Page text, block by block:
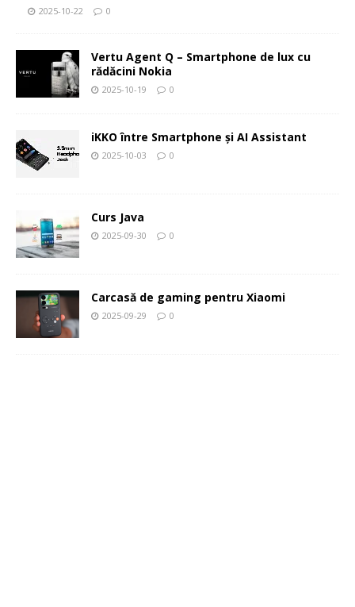
2025-10-22 0
Vertu Agent Q – Smartphone de lux cu
rădăcini Nokia
2025-10-19 0
iKKO între Smartphone și AI Assistant
2025-10-03 0
Curs Java
2025-09-30 0
Carcasă de gaming pentru Xiaomi
2025-09-29 0